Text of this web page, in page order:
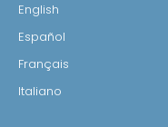
English
Español
Français
Italiano